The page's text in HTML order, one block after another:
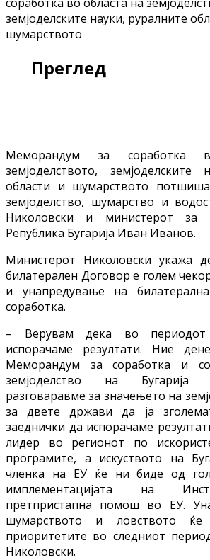
Преглед
Меморандум за соработка
земјоделството, земјоделските
области и шумарството
земјоделство, шумарство и
Николовски и министерот за
Република Бугарија Иван Иванов.
Министерот Николовски укажа
билатерален Договор е голем
и унапредување на
соработка.
– Верувам дека во
испорачаме резултати. Ние
Меморандум за соработка и
земјоделство на
разговаравме за значењето на
за двете држави да ја
заеднички да испорачаме
лидер во регионот по
програмите, а искуството на
членка на ЕУ ќе ни биде од
имплементацијата на
претпристапна помош во ЕУ.
шумарството и ловството
приоритетите во следниот
Николовски.